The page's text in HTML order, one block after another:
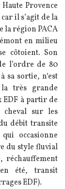
Provence
il s’agit de la
la région PACA
en milieu
côtoient. Son
l’ordre de 80
sa sortie, n‘est
très grande
EDF à partir de
cheval sur les
débit transite
occasionne
du style fluvial
réchauffement
été, transit
EDF).